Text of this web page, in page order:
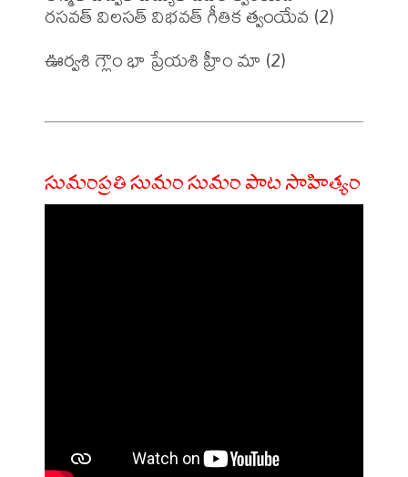
రసవత్ విలసత్ విభవత్ గీతిక త్వంయేవ (2)
ఊర్వశి గ్లౌం భా ప్రేయశి హ్రీం మా (2)
సుమంప్రతి సుమం సుమం పాట సాహిత్యం